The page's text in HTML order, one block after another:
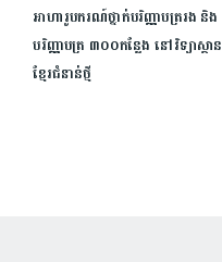
អាហារូបករណ៍ថ្នាក់បរិញ្ញាបត្ររង និង
បរិញ្ញាបត្រ ៣០០កន្លែង នៅវិទ្យាស្ថាន
ខ្មែរជំនាន់ថ្មី